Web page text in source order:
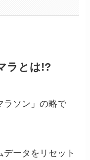
ラとは!?
ラソン」の略で
ータをリセット